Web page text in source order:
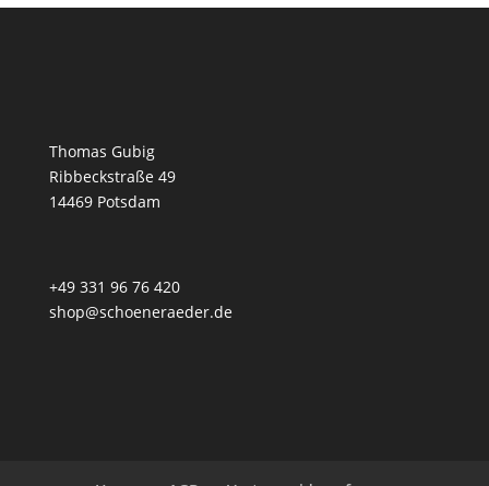
Thomas Gubig
Ribbeckstraße 49
14469 Potsdam
+49 331 96 76 420
shop@schoeneraeder.de